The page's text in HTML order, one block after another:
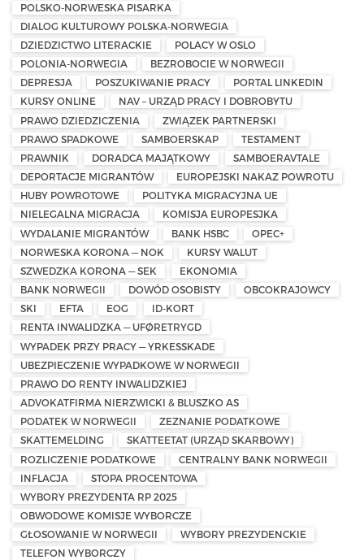
POLSKO-NORWESKA PISARKA
DIALOG KULTUROWY POLSKA-NORWEGIA
DZIEDZICTWO LITERACKIE
POLACY W OSLO
POLONIA-NORWEGIA
BEZROBOCIE W NORWEGII
DEPRESJA
POSZUKIWANIE PRACY
PORTAL LINKEDIN
KURSY ONLINE
NAV – URZĄD PRACY I DOBROBYTU
PRAWO DZIEDZICZENIA
ZWIĄZEK PARTNERSKI
PRAWO SPADKOWE
SAMBOERSKAP
TESTAMENT
PRAWNIK
DORADCA MAJĄTKOWY
SAMBOERAVTALE
DEPORTACJE MIGRANTÓW
EUROPEJSKI NAKAZ POWROTU
HUBY POWROTOWE
POLITYKA MIGRACYJNA UE
NIELEGALNA MIGRACJA
KOMISJA EUROPESJKA
WYDALANIE MIGRANTÓW
BANK HSBC
OPEC+
NORWESKA KORONA — NOK
KURSY WALUT
SZWEDZKA KORONA — SEK
EKONOMIA
BANK NORWEGII
DOWÓD OSOBISTY
OBCOKRAJOWCY
SKI
EFTA EOG
ID-KORT
RENTA INWALIDZKA — UFØRETRYGD
WYPADEK PRZY PRACY — YRKESSKADE
UBEZPIECZENIE WYPADKOWE W NORWEGII
PRAWO DO RENTY INWALIDZKIEJ
ADVOKATFIRMA NIERZWICKI & BLUSZKO AS
PODATEK W NORWEGII
ZEZNANIE PODATKOWE
SKATTEMELDING
SKATTEETAT (URZĄD SKARBOWY)
ROZLICZENIE PODATKOWE
CENTRALNY BANK NORWEGII
INFLACJA
STOPA PROCENTOWA
WYBORY PREZYDENTA RP 2025
OBWODOWE KOMISJE WYBORCZE
GŁOSOWANIE W NORWEGII
WYBORY PREZYDENCKIE
TELEFON WYBORCZY